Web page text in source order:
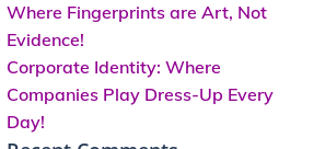
Where Fingerprints are Art, Not
Evidence!
Corporate Identity: Where
Companies Play Dress-Up Every
Day!